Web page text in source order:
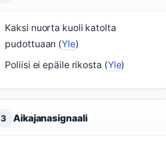
Kaksi nuorta kuoli katolta
pudottuaan (Yle)
Poliisi ei epäile rikosta (Yle)
3 Aikajanasignaali